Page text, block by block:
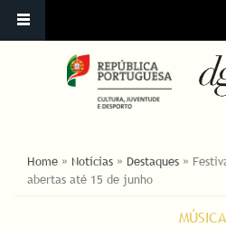
YOU ARE HERE
Home » Notícias » Destaques »
abertas até 15 de junho
MÚSICA